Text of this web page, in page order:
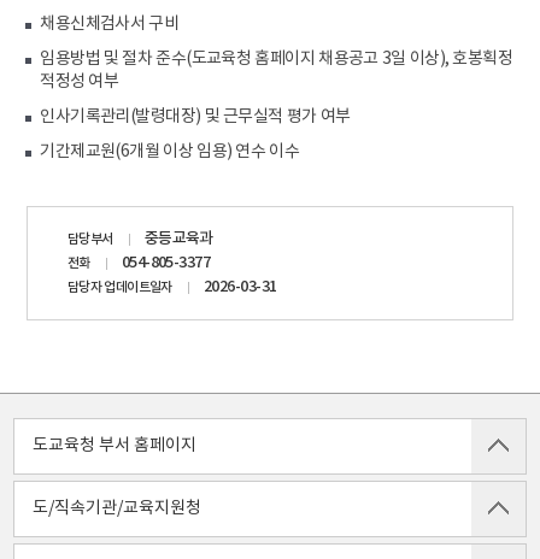
채용신체검사서 구비
임용방법 및 절차 준수(도교육청 홈페이지 채용공고 3일 이상), 호봉획정
적정성 여부
인사기록관리(발령대장) 및 근무실적 평가 여부
기간제교원(6개월 이상 임용) 연수 이수
담당부서 중등교육과
전화 054-805-3377
담당자 업데이트일자 2026-03-31
도교육청 부서 홈페이지
도/직속기관/교육지원청